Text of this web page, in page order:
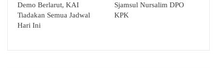
Demo Berlarut, KAI
Tiadakan Semua Jadwal
Hari Ini
Sjamsul Nursalim DPO
KPK